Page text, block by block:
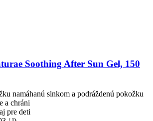
Soothing After Sun Gel, 150
namáhanú slnkom a podráždenú pokožku
a chráni
pre deti